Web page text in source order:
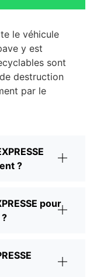
le véhicule
y est
sont
destruction
par le
?
pour